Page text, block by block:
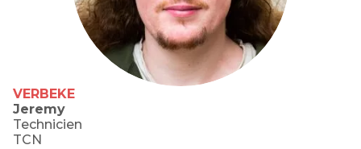
VERBEKE
Jeremy
Technicien
TCN